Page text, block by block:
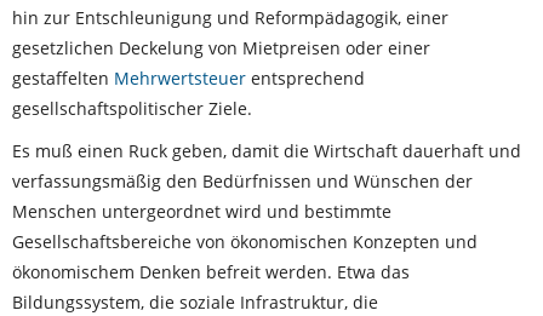
hin zur Entschleunigung und Reformpädagogik, einer
gesetzlichen Deckelung von Mietpreisen oder einer
gestaffelten Mehrwert­steuer entsprechend
gesellschaftspolitischer Ziele.
Es muß einen Ruck geben, damit die Wirtschaft dauerhaft und
verfassungsmäßig den Bedürfnissen und Wünschen der
Menschen untergeordnet wird und bestimmte
Gesellschaftsbereiche von öko­nomischen Konzepten und
ökonomischem Denken befreit werden. Etwa das
Bildungssystem, die soziale Infra­struktur, die